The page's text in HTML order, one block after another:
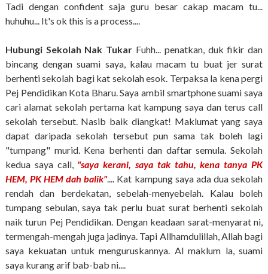
Tadi dengan confident saja guru besar cakap macam tu...
huhuhu... It's ok this is a process....
Hubungi Sekolah Nak Tukar Fuhh... penatkan, duk fikir dan
bincang dengan suami saya, kalau macam tu buat jer surat
berhenti sekolah bagi kat sekolah esok. Terpaksa la kena pergi
Pej Pendidikan Kota Bharu. Saya ambil smartphone suami saya
cari alamat sekolah pertama kat kampung saya dan terus call
sekolah tersebut. Nasib baik diangkat! Maklumat yang saya
dapat daripada sekolah tersebut pun sama tak boleh lagi
"tumpang" murid. Kena berhenti dan daftar semula. Sekolah
kedua saya call, "saya kerani, saya tak tahu, kena tanya PK
HEM, PK HEM dah balik".... Kat kampung saya ada dua sekolah
rendah dan berdekatan, sebelah-menyebelah. Kalau boleh
tumpang sebulan, saya tak perlu buat surat berhenti sekolah
naik turun Pej Pendidikan. Dengan keadaan sarat-menyarat ni,
termengah-mengah juga jadinya. Tapi Allhamdulillah, Allah bagi
saya kekuatan untuk menguruskannya. Al maklum la, suami
saya kurang arif bab-bab ni....